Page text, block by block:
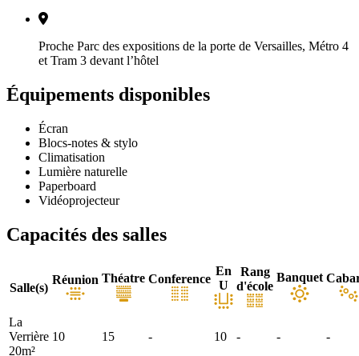
Proche Parc des expositions de la porte de Versailles, Métro 4
et Tram 3 devant l’hôtel
Équipements disponibles
Écran
Blocs-notes & stylo
Climatisation
Lumière naturelle
Paperboard
Vidéoprojecteur
Capacités des salles
Salle(s)
Réunion Théatre Conference
En
U
Rang
d'école
Banquet
La
Verrière
20m²
10 15 - 10 - - -